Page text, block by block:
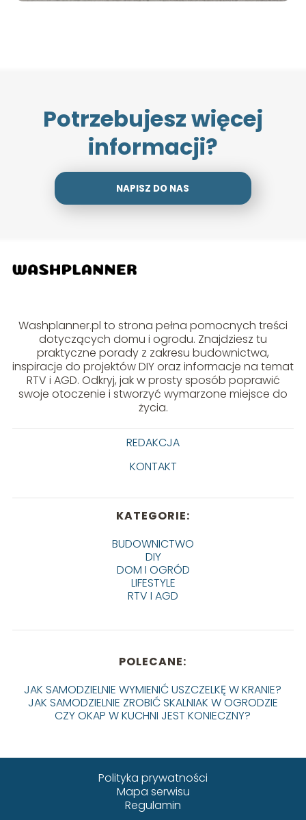
Potrzebujesz więcej
informacji?
NAPISZ DO NAS
Washplanner.pl to strona pełna pomocnych treści
dotyczących domu i ogrodu. Znajdziesz tu
praktyczne porady z zakresu budownictwa,
inspiracje do projektów DIY oraz informacje na temat
RTV i AGD. Odkryj, jak w prosty sposób poprawić
swoje otoczenie i stworzyć wymarzone miejsce do
życia.
REDAKCJA
KONTAKT
KATEGORIE:
BUDOWNICTWO
DIY
DOM I OGRÓD
LIFESTYLE
RTV I AGD
POLECANE:
JAK SAMODZIELNIE WYMIENIĆ USZCZELKĘ W KRANIE?
JAK SAMODZIELNIE ZROBIĆ SKALNIAK W OGRODZIE
CZY OKAP W KUCHNI JEST KONIECZNY?
Polityka prywatności
Mapa serwisu
Regulamin